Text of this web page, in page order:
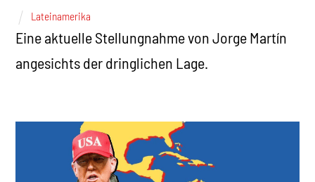
Lateinamerika
Eine aktuelle Stellungnahme von Jorge Martín
angesichts der dringlichen Lage.